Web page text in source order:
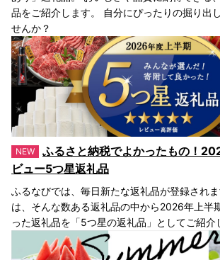
品をご紹介します。 自分にぴったりの掘り出
せんか？
ふるさと納税でよかったもの！
ビュー5つ星返礼品
ふるなびでは、毎日新たな返礼品が登録され
は、そんな数ある返礼品の中から2026年上半
った返礼品を「5つ星の返礼品」としてご紹介